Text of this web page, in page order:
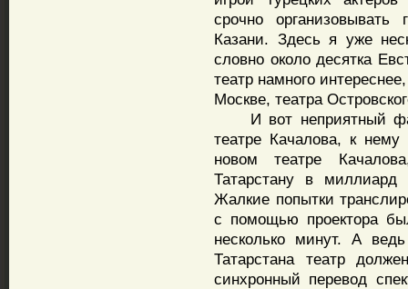
срочно организовывать
Казани. Здесь я уже
словно около десятка
театр намного
Москве, театра
И вот неприятный
театре Качалова, к нему
новом театре
Татарстану в миллиард
Жалкие попытки
с помощью проектора
несколько минут. А
Татарстана театр
синхронный перевод